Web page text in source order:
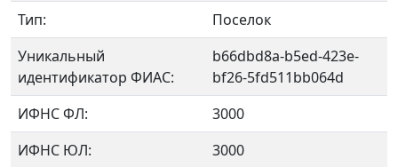
Тип:
Поселок
Уникальный
идентификатор ФИАС:
b66dbd8a-b5ed-423e-
bf26-5fd511bb064d
ИФНС ФЛ:
3000
ИФНС ЮЛ:
3000